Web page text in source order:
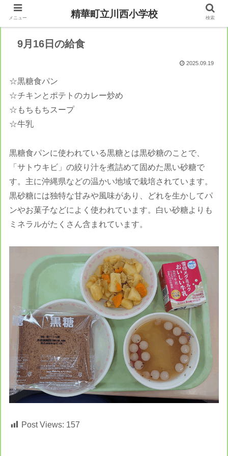
9月16日の給食
2025.09.19
☆黒糖食パン
☆チキンとポテトのカレー炒め
☆もちもちスープ
☆牛乳
黒糖食パンに使われている黒糖とは黒砂糖のことで、
「サトウキビ」の絞り汁を煮詰めて固めた黒い砂糖で
す。主に沖縄県などの温かい地域で栽培されています。
黒砂糖には独特な甘みや風味があり、どれを生かしてパ
ンやお菓子などによく使われています。白い砂糖よりも
ミネラルがたくさん含まれています。
Post Views: 157
メニュー 精華町立川西小学校 検索